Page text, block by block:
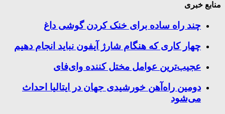
منابع خبری
چند راه‌ ساده برای خنک کردن گوشی داغ
چهار کاری که هنگام شارژ آیفون نباید انجام دهیم
عجیب‌ترین عوامل مختل کننده وای‌فای
دومین راه‌آهن خورشیدی جهان در ایتالیا احداث
می‌شود